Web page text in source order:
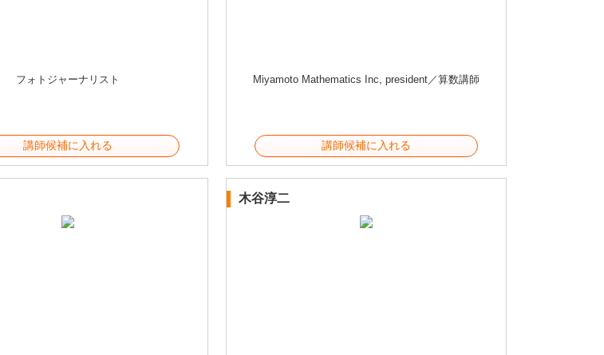
フォトジャーナリスト
講師候補に入れる
Miyamoto Mathematics Inc, president／算数講師
講師候補に入れる
木谷淳二